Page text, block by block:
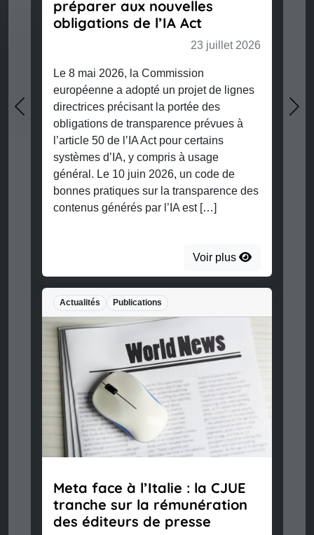
préparer aux nouvelles
obligations de l’IA Act
23 juillet 2026
Le 8 mai 2026, la Commission
européenne a adopté un projet de lignes
directrices précisant la portée des
obligations de transparence prévues à
l’article 50 de l’IA Act pour certains
systèmes d’IA, y compris à usage
général. Le 10 juin 2026, un code de
bonnes pratiques sur la transparence des
contenus générés par l’IA est […]
Voir plus
Actualités Publications
Meta face à l’Italie : la CJUE
tranche sur la rémunération
des éditeurs de presse
Previous